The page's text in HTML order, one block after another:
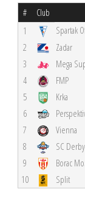
# Club
1 Spartak
2
Zadar
3
Mega
4
FMP
5
Krka
6
7
Vienna
8
SC Derby
9
Borac
10
Split